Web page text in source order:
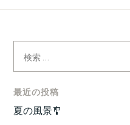
索:
最近の投稿
夏の風景🎐